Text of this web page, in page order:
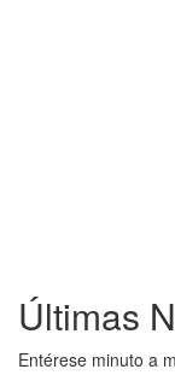
Últimas
Entérese minuto a